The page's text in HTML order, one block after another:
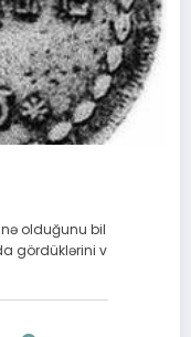
olduğunu bil
gördüklərini v